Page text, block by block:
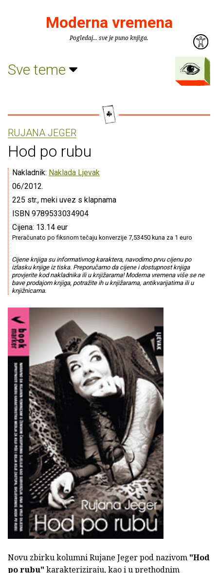
Moderna vremena
Pogledaj... sve je puno knjiga.
Sve teme
RUJANA JEGER
Hod po rubu
Nakladnik: Naklada Ljevak
06/2012.
225 str., meki uvez s klapnama
ISBN 9789533034904
Cijena: 13.14 eur
Preračunato po fiksnom tečaju konverzije 7,53450 kuna za 1 euro
Cijene knjiga su informativnog karaktera, navodimo prvu cijenu po
izlasku knjige iz tiska. Preporučamo da cijene i dostupnost knjiga
provjerite kod nakladnika ili u knjižarama! Moderna vremena više se ne
bave prodajom knjiga, potražite ih u knjižarama, antikvarijatima ili u
knjižnicama.
Novu zbirku kolumni Rujane Jeger pod nazivom "Hod
po rubu" karakteriziraju, kao i u prethodnim